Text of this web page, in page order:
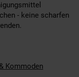
- keine scharfen
Kommoden